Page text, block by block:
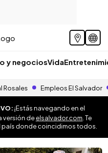
y negociosVida
Rosales Empleos El Salvador
¡Estás navegando en el
versión deelsalvador.com . Te
país donde coincidimos todos.